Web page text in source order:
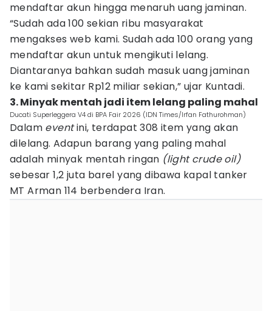
mendaftar akun hingga menaruh uang jaminan.
“Sudah ada 100 sekian ribu masyarakat
mengakses web kami. Sudah ada 100 orang yang
mendaftar akun untuk mengikuti lelang.
Diantaranya bahkan sudah masuk uang jaminan
ke kami sekitar Rp12 miliar sekian,” ujar Kuntadi.
3. Minyak mentah jadi item lelang paling mahal
Ducati Superleggera V4 di BPA Fair 2026 (IDN Times/Irfan Fathurohman)
Dalam eventini, terdapat 308 item yang akan
dilelang. Adapun barang yang paling mahal
adalah minyak mentah ringan (light crude oil)
sebesar 1,2 juta barel yang dibawa kapal tanker
MT Arman 114 berbendera Iran.